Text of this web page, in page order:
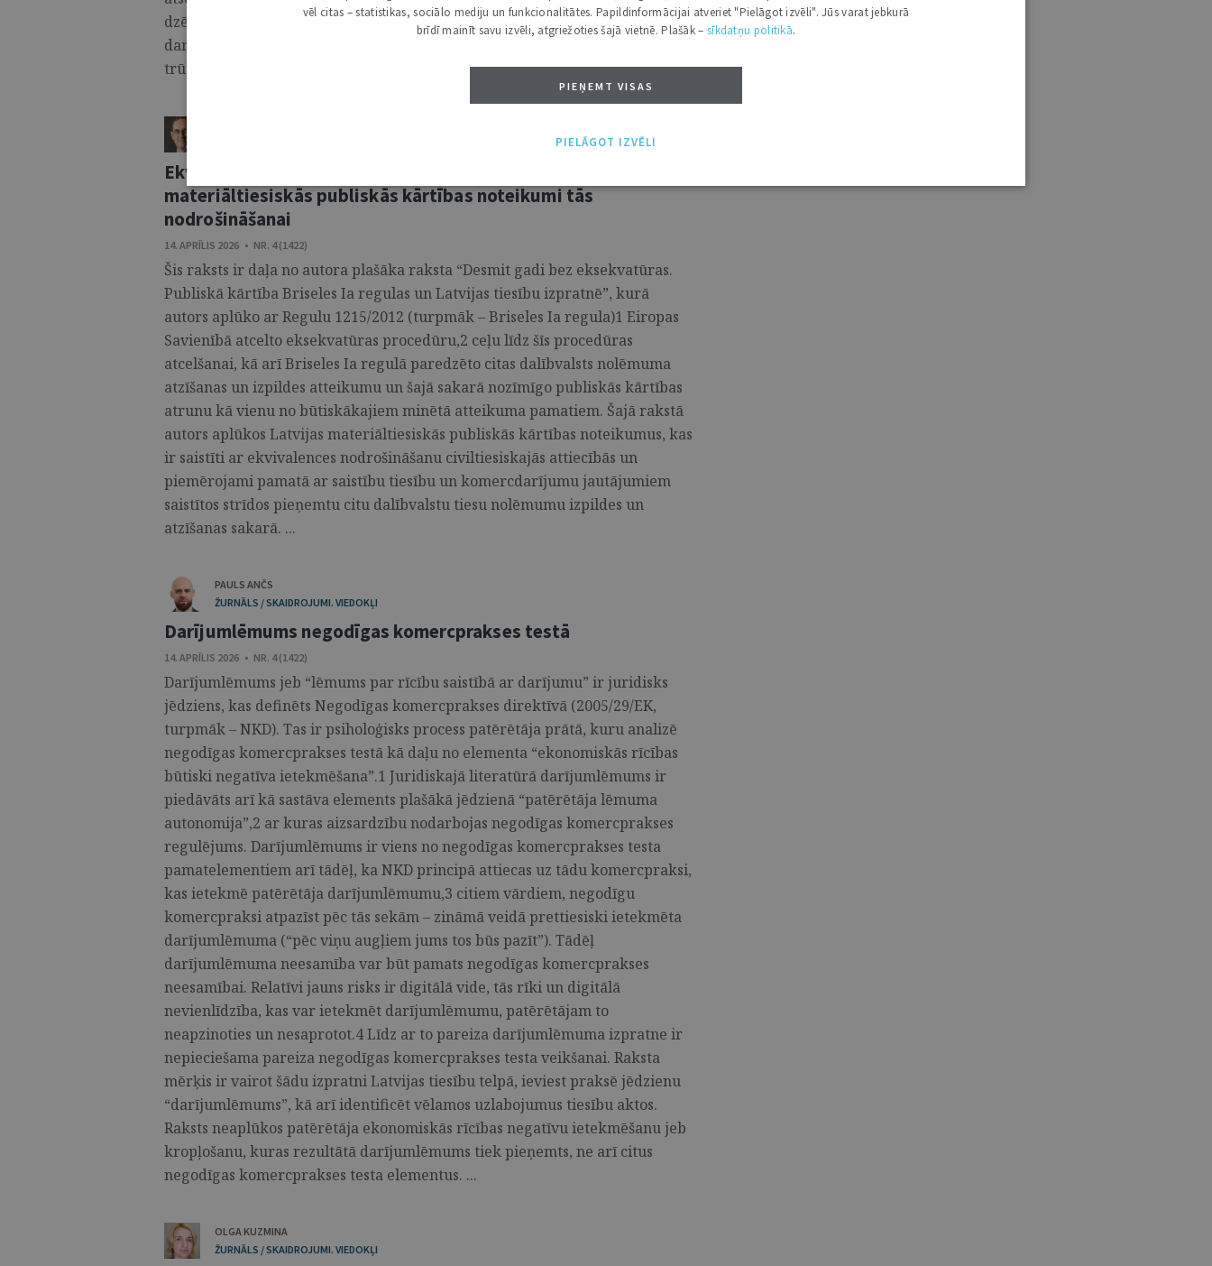
dzēstas (t.s. nedzēšamās saistības). Starp tām ir prasījumi no neatļautas
darbības.1 Raksta mērķis ir aplūkot šī ierobežojuma jēgu, ieguvumus un
trūkumus, ka arī rosināt diskusiju par tā pārskatīšanu. ...
Ekvivalence civiltiesiskajās attiecībās un Latvijas
materiāltiesiskās publiskās kārtības noteikumi tās
nodrošināšanai
14. APRĪLIS 2026 • NR. 4 (1422)
Šis raksts ir daļa no autora plašāka raksta “Desmit gadi bez eksekvatūras.
Publiskā kārtība Briseles Ia regulas un Latvijas tiesību izpratnē”, kurā
autors aplūko ar Regulu 1215/2012 (turpmāk – Briseles Ia regula)1 Eiropas
Savienībā atcelto eksekvatūras procedūru,2 ceļu līdz šīs procedūras
atcelšanai, kā arī Briseles Ia regulā paredzēto citas dalībvalsts nolēmuma
atzīšanas un izpildes atteikumu un šajā sakarā nozīmīgo publiskās kārtības
atrunu kā vienu no būtiskākajiem minētā atteikuma pamatiem. Šajā rakstā
autors aplūkos Latvijas materiāltiesiskās publiskās kārtības noteikumus, kas
ir saistīti ar ekvivalences nodrošināšanu civiltiesiskajās attiecībās un
piemērojami pamatā ar saistību tiesību un komercdarījumu jautājumiem
saistītos strīdos pieņemtu citu dalībvalstu tiesu nolēmumu izpildes un
atzīšanas sakarā. ...
PAULS ANČS
ŽURNĀLS / SKAIDROJUMI. VIEDOKĻI
Darījumlēmums negodīgas komercprakses testā
14. APRĪLIS 2026 • NR. 4 (1422)
Darījumlēmums jeb “lēmums par rīcību saistībā ar darījumu” ir juridisks
jēdziens, kas definēts Negodīgas komercprakses direktīvā (2005/29/EK,
turpmāk – NKD). Tas ir psiholoģisks process patērētāja prātā, kuru analizē
negodīgas komercprakses testā kā daļu no elementa “ekonomiskās rīcības
būtiski negatīva ietekmēšana”.1 Juridiskajā literatūrā darījumlēmums ir
piedāvāts arī kā sastāva elements plašākā jēdzienā “patērētāja lēmuma
autonomija”,2 ar kuras aizsardzību nodarbojas negodīgas komercprakses
regulējums. Darījumlēmums ir viens no negodīgas komercprakses testa
pamatelementiem arī tādēļ, ka NKD principā attiecas uz tādu komercpraksi,
kas ietekmē patērētāja darījumlēmumu,3 citiem vārdiem, negodīgu
komercpraksi atpazīst pēc tās sekām – zināmā veidā prettiesiski ietekmēta
darījumlēmuma (“pēc viņu augļiem jums tos būs pazīt”). Tādēļ
darījumlēmuma neesamība var būt pamats negodīgas komercprakses
neesamībai. Relatīvi jauns risks ir digitālā vide, tās rīki un digitālā
nevienlīdzība, kas var ietekmēt darījumlēmumu, patērētājam to
neapzinoties un nesaprotot.4 Līdz ar to pareiza darījumlēmuma izpratne ir
nepieciešama pareiza negodīgas komercprakses testa veikšanai. Raksta
mērķis ir vairot šādu izpratni Latvijas tiesību telpā, ieviest praksē jēdzienu
“darījumlēmums”, kā arī identificēt vēlamos uzlabojumus tiesību aktos.
Raksts neaplūkos patērētāja ekonomiskās rīcības negatīvu ietekmēšanu jeb
kropļošanu, kuras rezultātā darījumlēmums tiek pieņemts, ne arī citus
negodīgas komercprakses testa elementus. ...
OLGA KUZMINA
ŽURNĀLS / SKAIDROJUMI. VIEDOKĻI
vēl citas – statistikas, sociālo mediju un funkcionalitātes. Papildinformācijai atveriet "Pielāgot izvēli". Jūs varat jebkurā
brīdī mainīt savu izvēli, atgriežoties šajā vietnē. Plašāk – sīkdatņu politikā.
PIEŅEMT VISAS
PIELĀGOT IZVĒLI